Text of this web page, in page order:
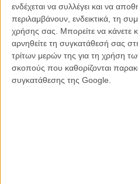
ενδέχεται να συλλέγει και να
περιλαμβάνουν, ενδεικτικά, τη
χρήσης σας. Μπορείτε να κάνετε
αρνηθείτε τη συγκατάθεσή σας
τρίτων μερών της για τη χρήση
σκοπούς που καθορίζονται
συγκατάθεσης της Google.
Από την πλευράς του, ο Labrinth
λέγοντας: «Ενα ακόμα κεφάλαιο
υπέροχο που συνεργάζομαι με
στον χώρο της κινηματογραφικής